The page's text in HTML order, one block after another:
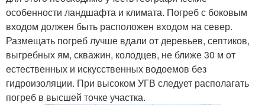
особенности ландшафта и климата. Погреб с боковым
входом должен быть расположен входом на север.
Размещать погреб лучше вдали от деревьев, септиков,
выгребных ям, скважин, колодцев, не ближе 30 м от
естественных и искусственных водоемов без
гидроизоляции. При высоком УГВ следует располагать
погреб в высшей точке участка.